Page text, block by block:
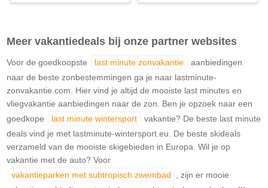
Meer vakantiedeals bij onze partner websites
Voor de goedkoopste last minute zonvakantie
aanbiedingen
naar de beste zonbestemmingen ga je naar lastminute-
zonvakantie.com. Hier vind je altijd de mooiste last minutes en
vliegvakantie aanbiedingen naar de zon. Ben je opzoek naar een
goedkope
last minute wintersport
vakantie? De beste last minute
deals vind je met lastminute-wintersport.eu. De beste skideals
verzameld van de mooiste skigebieden in Europa. Wil je op
vakantie met de auto? Voor
vakantieparken met subtropisch zwembad
, zijn er mooie